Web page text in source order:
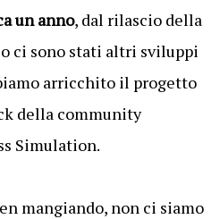
un anno, dal rilascio della
ci sono stati altri sviluppi
arricchito il progetto
della community
Simulation.
mangiando, non ci siamo